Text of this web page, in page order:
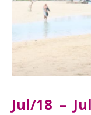
Jul/18 –